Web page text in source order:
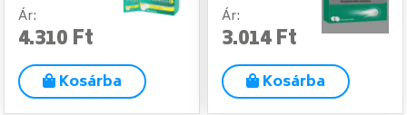
Ár:
4.310 Ft
Kosárba
Ár:
3.014 Ft
Kosárba